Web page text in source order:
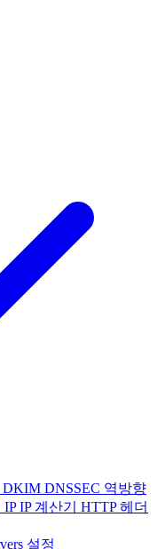
DKIM DNSSEC 역방향
IPIP 계산기 HTTP 헤더
설정